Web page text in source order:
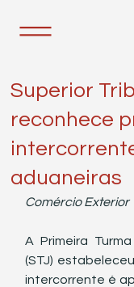
Superior
reconhece
aduaneiras
Comércio Exterior
A Primeira
(STJ)
intercorrente é